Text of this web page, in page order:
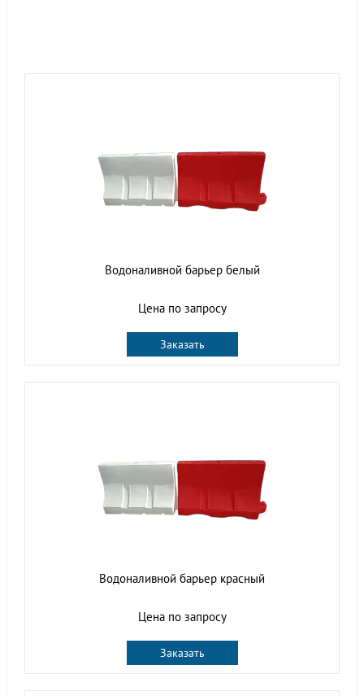
Водоналивной барьер белый
Цена по запросу
Заказать
Водоналивной барьер красный
Цена по запросу
Заказать